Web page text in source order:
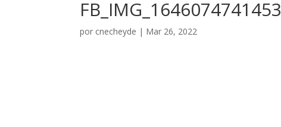
FB_IMG_1646074741453
por cnecheyde | Mar 26, 2022